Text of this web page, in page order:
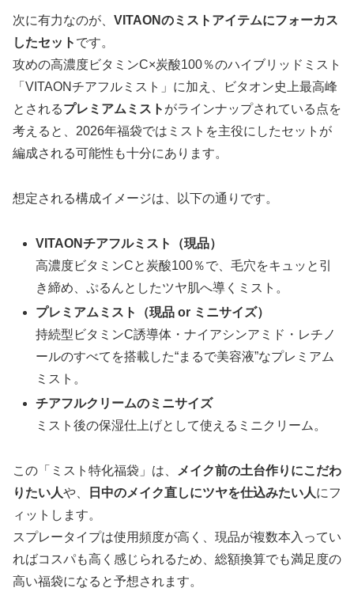
次に有力なのが、 VITAONのミストアイテムにフォーカス
したセット です。
攻めの高濃度ビタミンC×炭酸100％のハイブリッドミスト
「VITAONチアフルミスト」に加え、ビタオン史上最高峰
とされるプレミアムミスト がラインナップされている点を
考えると、2026年福袋ではミストを主役にしたセットが
編成される可能性も十分にあります。
想定される構成イメージは、以下の通りです。
VITAONチアフルミスト（現品）
高濃度ビタミンCと炭酸100％で、毛穴をキュッと引
き締め、ぷるんとしたツヤ肌へ導くミスト。
プレミアムミスト（現品 or ミニサイズ）
持続型ビタミンC誘導体・ナイアシンアミド・レチノ
ールのすべてを搭載した“まるで美容液”なプレミアム
ミスト。
チアフルクリームのミニサイズ
ミスト後の保湿仕上げとして使えるミニクリーム。
この「ミスト特化福袋」は、
メイク前の土台作りにこだわ
りたい人や、 日中のメイク直しにツヤを仕込みたい人にフ
ィットします。
スプレータイプは使用頻度が高く、現品が複数本入ってい
ればコスパも高く感じられるため、総額換算でも満足度の
高い福袋になると予想されます。